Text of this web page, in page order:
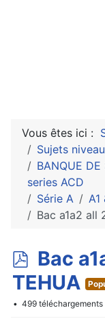
Vous êtes ici :
Sujets
BANQUE
series ACD
Série A
A1
Bac a1a2 all
p
d
f
Bac
TEHUA
499 téléchargements